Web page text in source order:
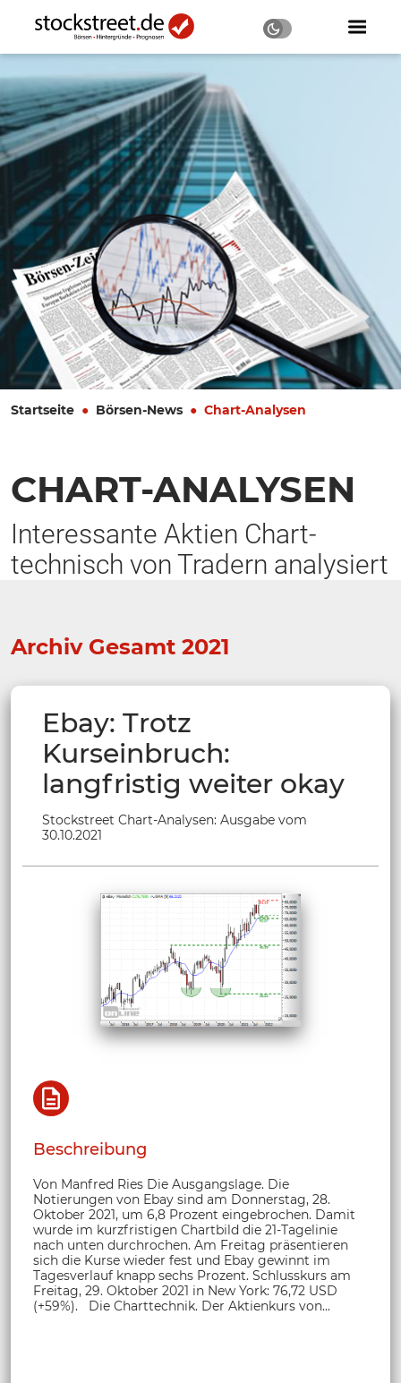
Startseite Börsen-News Chart-Analysen
CHART-ANALYSEN
Interessante Aktien Chart-
technisch von Tradern analysiert
Archiv Gesamt 2021
Ebay: Trotz
Kurseinbruch:
langfristig weiter okay
Stockstreet Chart-Analysen: Ausgabe vom
30.10.2021
Beschreibung
Von Manfred Ries Die Ausgangslage. Die
Notierungen von Ebay sind am Donnerstag, 28.
Oktober 2021, um 6,8 Prozent eingebrochen. Damit
wurde im kurzfristigen Chartbild die 21-Tagelinie
nach unten durchrochen. Am Freitag präsentieren
sich die Kurse wieder fest und Ebay gewinnt im
Tagesverlauf knapp sechs Prozent. Schlusskurs am
Freitag, 29. Oktober 2021 in New York: 76,72 USD
(+59%). Die Charttechnik. Der Aktienkurs von...